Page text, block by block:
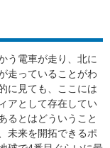
う電車が走り、北に
走っていることがわ
に見ても、ここには
アとして存在してい
るとはどういうこと
未来を開拓できるポ